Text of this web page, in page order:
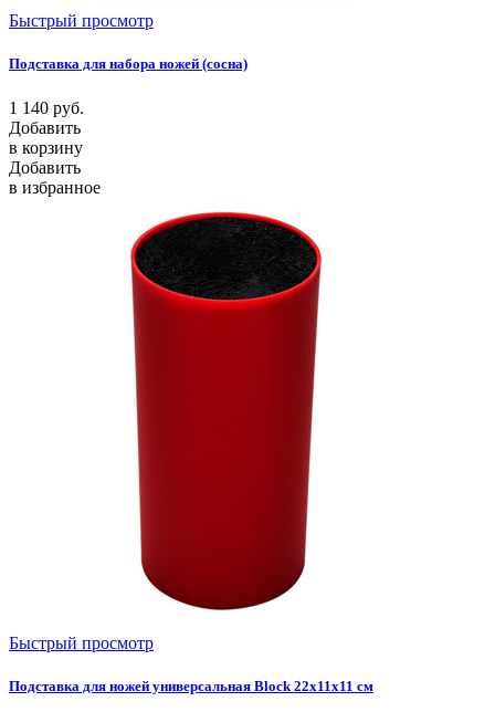
Быстрый просмотр
Подставка для набора ножей (сосна)
1 140 руб.
Добавить
в корзину
Добавить
в избранное
Быстрый просмотр
Подставка для ножей универсальная Block 22х11х11 см